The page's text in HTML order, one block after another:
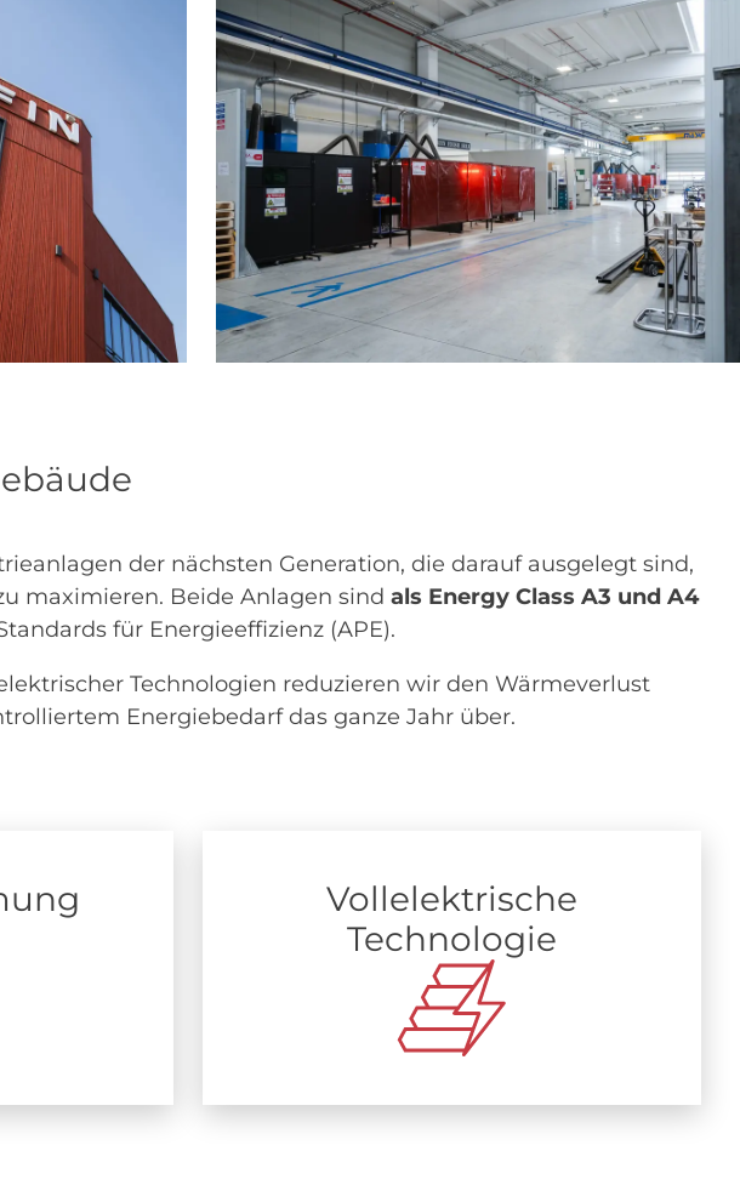
der nächsten Generation, die darauf ausgelegt sind,
maximieren. Beide Anlagen sind als Energy Class A3 und A4
für Energieeffizienz (APE).
Technologien reduzieren wir den Wärmeverlust
Energiebedarf das ganze Jahr über.
Vollelektrische
Technologie